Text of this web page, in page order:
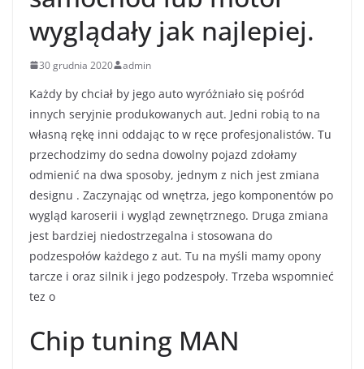
wyglądały jak najlepiej.
30 grudnia 2020 admin
Każdy by chciał by jego auto wyróżniało się pośród
innych seryjnie produkowanych aut. Jedni robią to na
własną rękę inni oddając to w ręce profesjonalistów. Tu
przechodzimy do sedna dowolny pojazd zdołamy
odmienić na dwa sposoby, jednym z nich jest zmiana
designu . Zaczynając od wnętrza, jego komponentów po
wygląd karoserii i wygląd zewnętrznego. Druga zmiana
jest bardziej niedostrzegalna i stosowana do
podzespołów każdego z aut. Tu na myśli mamy opony
tarcze i oraz silnik i jego podzespoły. Trzeba wspomnieć
tez o
Chip tuning MAN